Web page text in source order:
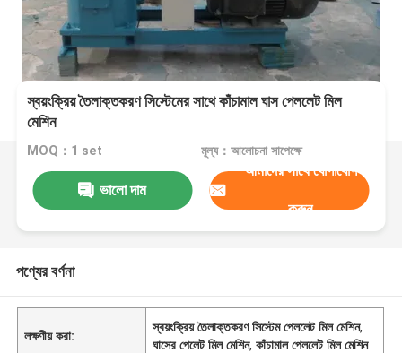
স্বয়ংক্রিয় তৈলাক্তকরণ সিস্টেমের সাথে কাঁচামাল ঘাস পেললেট মিল
মেশিন
MOQ：1 set মূল্য：আলোচনা সাপেক্ষে
ভালো দাম
আমাদের সাথে যোগাযোগ
করুন
পণ্যের বর্ণনা
লক্ষণীয় করা:
স্বয়ংক্রিয় তৈলাক্তকরণ সিস্টেম পেললেট মিল মেশিন,
ঘাসের পেলেট মিল মেশিন,কাঁচামাল পেললেট মিল মেশিন